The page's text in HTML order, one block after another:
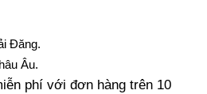
Đăng.
Âu.
phí với đơn hàng trên 10